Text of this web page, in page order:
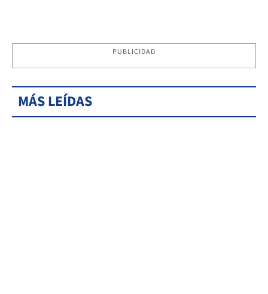
PUBLICIDAD
MÁS LEÍDAS